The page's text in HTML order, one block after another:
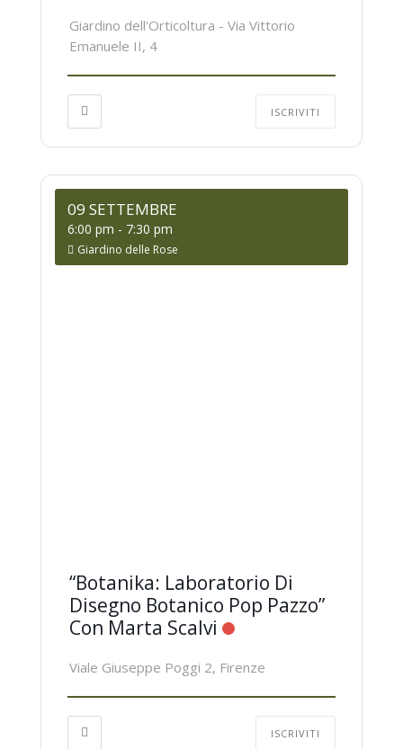
Giardino dell'Orticoltura - Via Vittorio
Emanuele II, 4
ISCRIVITI
09 SETTEMBRE
6:00 pm - 7:30 pm
Giardino delle Rose
“Botanika: Laboratorio Di
Disegno Botanico Pop Pazzo”
Con Marta Scalvi
Viale Giuseppe Poggi 2, Firenze
ISCRIVITI